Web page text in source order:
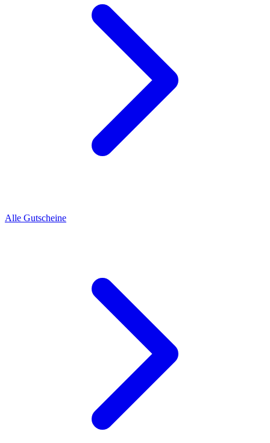
Alle Gutscheine